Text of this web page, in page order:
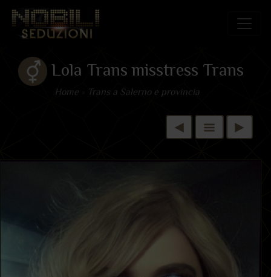
Lola Trans misstress Trans
Home Trans a Salerno e provincia